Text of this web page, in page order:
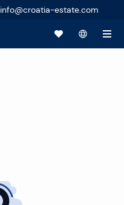
info@croatia-estate.com